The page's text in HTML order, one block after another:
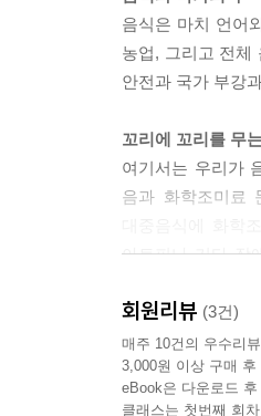
음식은 마치 언어
농업, 그리고 전체
안전과 국가 부강
꼬리에 꼬리를 무
여기서는 우리가
음과 화학조미료
아토피나 기타 장
음식에서 음식 재
음식에 대해 떠올
보여주고 우리가
회원리뷰 (3건)
매주 10건의 우수리
3,000원 이상 구매 후
eBook은 다운로드
클래스는 첫번째 회